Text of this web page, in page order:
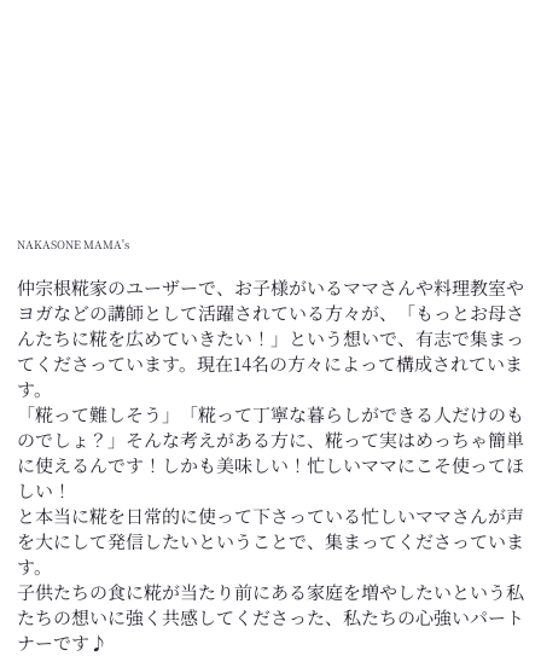
NAKASONE MAMA's
仲宗根糀家のユーザーで、お子様がいるママさんや料理教室や
ヨガなどの講師として活躍されている方々が、「もっとお母さ
んたちに糀を広めていきたい！」という想いで、有志で集まっ
てくださっています。現在14名の方々によって構成されていま
す。
「糀って難しそう」「糀って丁寧な暮らしができる人だけのも
のでしょ？」そんな考えがある方に、糀って実はめっちゃ簡単
に使えるんです！しかも美味しい！忙しいママにこそ使ってほ
しい！
と本当に糀を日常的に使って下さっている忙しいママさんが声
を大にして発信したいということで、集まってくださっていま
す。
子供たちの食に糀が当たり前にある家庭を増やしたいという私
たちの想いに強く共感してくださった、私たちの心強いパート
ナーです♪